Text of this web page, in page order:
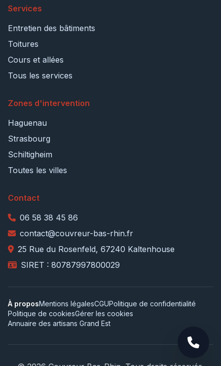
Services
Entretien des bâtiments
Toitures
Cours et allées
Tous les services
Zones d'intervention
Haguenau
Strasbourg
Schiltigheim
Toutes les villes
Contact
06 58 38 45 86
contact@couvreur-bas-rhin.fr
25 Rue du Rosenfeld, 67240 Kaltenhouse
SIRET : 80787997800029
À proposMentions légalesCGUPolitique de confidentialité
Politique de cookiesGérer les cookies
Annuaire des artisans Grand Est